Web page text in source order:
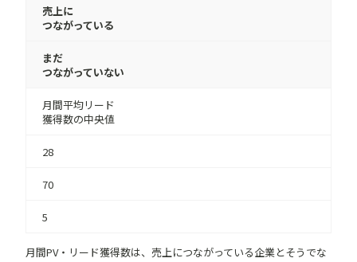
売上に
つながっている
まだ
つながっていない
月間平均リード
獲得数の中央値
28
70
5
月間PV・リード獲得数は、売上につながっている企業とそうでな